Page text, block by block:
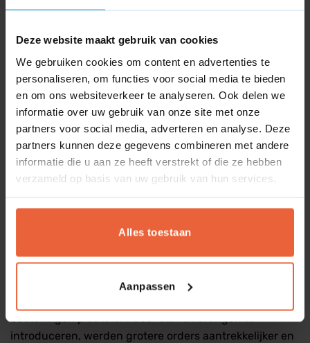
Deze website maakt gebruik van cookies
We gebruiken cookies om content en advertenties te
personaliseren, om functies voor social media te bieden
en om ons websiteverkeer te analyseren. Ook delen we
informatie over uw gebruik van onze site met onze
partners voor social media, adverteren en analyse. Deze
partners kunnen deze gegevens combineren met andere
informatie die u aan ze heeft verstrekt of die ze hebben
verzameld op basis van uw gebruik van hun services.
Alles toestaan
Aanpassen
bekijken, facturen downloaden en actuele prijzen of
levertijden inzien.
Zonder integratie moet de binnendienst dit allemaal
handmatig afhandelen. Met realtime data uit het ERP
heeft de klant direct inzicht en wordt de webshop een
betrouwbaar servicekanaal. Dat verhoogt de
klanttevredenheid en stimuleert herhaalbestellingen.
6. Strategische inzichten uit
data
Door webshop en ERP te koppelen ontstaat
waardevolle data. Bedrijven krijgen inzicht in
Met deze informatie kun je processen verbeteren,
prijsstrategieën aanscherpen en saleskansen benutten.
bestellingen plaatsten. Door staffelkortingen te
introduceren, werden grotere orders aantrekkelijker en